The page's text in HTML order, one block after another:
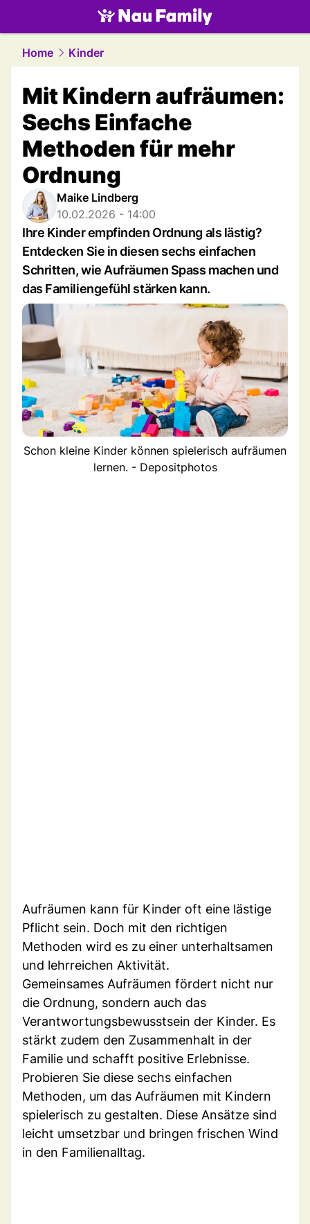
family.NAU.ch
Home Kinder
Mit Kindern aufräumen:
Sechs Einfache
Methoden für mehr
Ordnung
Maike Lindberg
10.02.2026 - 14:00
Ihre Kinder empfinden Ordnung als lästig?
Entdecken Sie in diesen sechs einfachen
Schritten, wie Aufräumen Spass machen und
das Familiengefühl stärken kann.
Schon kleine Kinder können spielerisch aufräumen
lernen. - Depositphotos
Aufräumen kann für Kinder oft eine lästige
Pflicht sein. Doch mit den richtigen
Methoden wird es zu einer unterhaltsamen
und lehrreichen Aktivität.
Gemeinsames Aufräumen fördert nicht nur
die Ordnung, sondern auch das
Verantwortungsbewusstsein der Kinder. Es
stärkt zudem den Zusammenhalt in der
Familie und schafft positive Erlebnisse.
Probieren Sie diese sechs einfachen
Methoden, um das Aufräumen mit Kindern
spielerisch zu gestalten. Diese Ansätze sind
leicht umsetzbar und bringen frischen Wind
in den Familienalltag.